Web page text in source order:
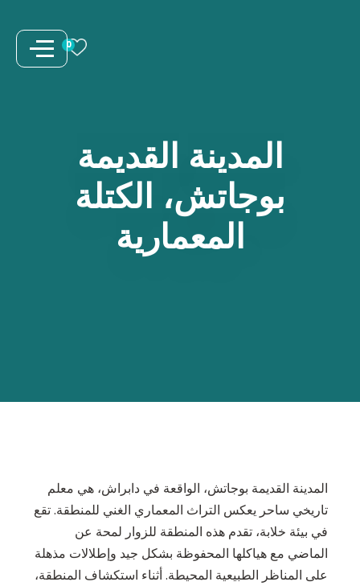
0
المدينة القديمة
بوجاتش، الكتلة
المعمارية
المدينة القديمة بوجاتش، الواقعة في دابراش، هي معلم
تاريخي ساحر يعكس التراث المعماري الغني للمنطقة. تقع
في بيئة خلابة، تقدم هذه المنطقة للزوار لمحة عن
الماضي مع هياكلها المحفوظة بشكل جيد وإطلالات مذهلة
على المناظر الطبيعية المحيطة. أثناء استكشاف المنطقة،